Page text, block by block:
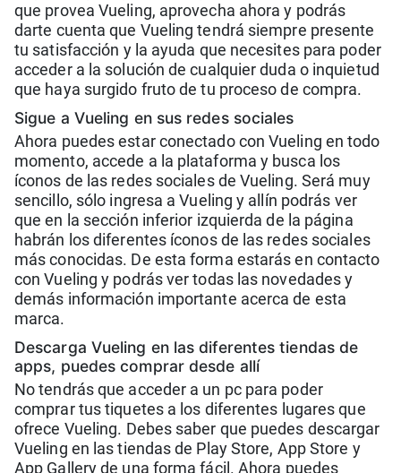
que provea Vueling, aprovecha ahora y podrás
darte cuenta que Vueling tendrá siempre presente
tu satisfacción y la ayuda que necesites para poder
acceder a la solución de cualquier duda o inquietud
que haya surgido fruto de tu proceso de compra.
Sigue a Vueling en sus redes sociales
Ahora puedes estar conectado con Vueling en todo
momento, accede a la plataforma y busca los
íconos de las redes sociales de Vueling. Será muy
sencillo, sólo ingresa a Vueling y allín podrás ver
que en la sección inferior izquierda de la página
habrán los diferentes íconos de las redes sociales
más conocidas. De esta forma estarás en contacto
con Vueling y podrás ver todas las novedades y
demás información importante acerca de esta
marca.
Descarga Vueling en las diferentes tiendas de
apps, puedes comprar desde allí
No tendrás que acceder a un pc para poder
comprar tus tiquetes a los diferentes lugares que
ofrece Vueling. Debes saber que puedes descargar
Vueling en las tiendas de Play Store, App Store y
App Gallery de una forma fácil. Ahora puedes